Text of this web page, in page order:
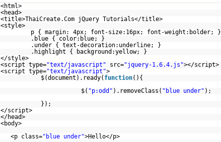
<html>
<head>
<title>ThaiCreate.Com jQuery Tutorials</title>
<style>
p { margin: 4px; font-size:16px; font-weight:bolder; }
.blue { color:blue; }
.under { text-decoration:underline; }
.highlight { background:yellow; }
</style>
<script type="text/javascript" src="jquery-1.6.4.js"></script>
<script type="text/javascript">
$(document).ready( function(){
$( "p:odd" ).removeClass( "blue under" );
});
</script>
</head>
<body>
<p class="blue under">Hello</p>